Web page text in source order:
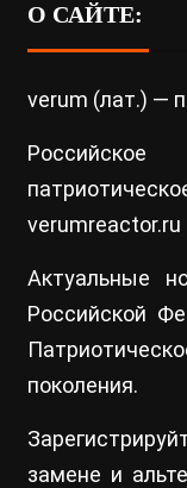
О САЙТЕ:
verum (лат.) —
verumreactor.ru
Актуальные
Российской
поколения.
замене и